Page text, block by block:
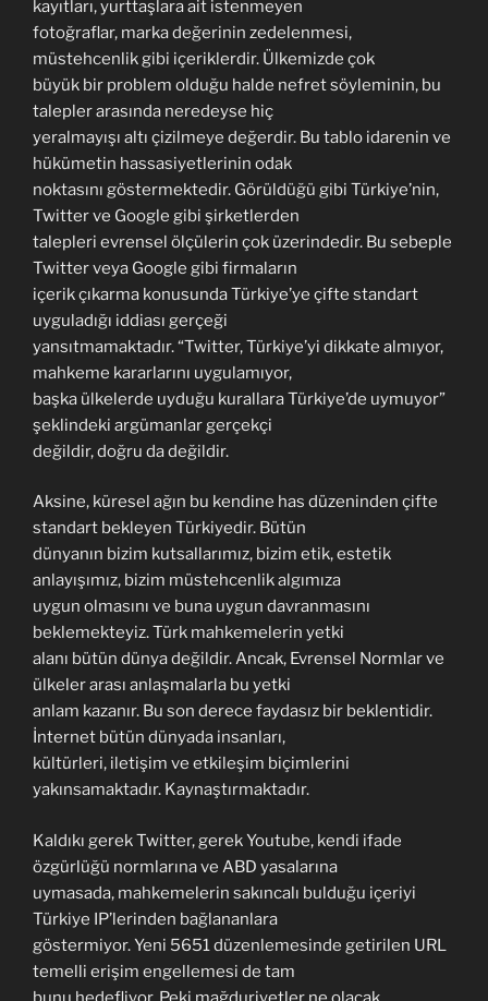
kayıtları, yurttaşlara ait istenmeyen
fotoğraflar, marka değerinin zedelenmesi,
müstehcenlik gibi içeriklerdir. Ülkemizde çok
büyük bir problem olduğu halde nefret söyleminin, bu
talepler arasında neredeyse hiç
yeralmayışı altı çizilmeye değerdir. Bu tablo idarenin ve
hükümetin hassasiyetlerinin odak
noktasını göstermektedir. Görüldüğü gibi Türkiye’nin,
Twitter ve Google gibi şirketlerden
talepleri evrensel ölçülerin çok üzerindedir. Bu sebeple
Twitter veya Google gibi firmaların
içerik çıkarma konusunda Türkiye’ye çifte standart
uyguladığı iddiası gerçeği
yansıtmamaktadır. “Twitter, Türkiye’yi dikkate almıyor,
mahkeme kararlarını uygulamıyor,
başka ülkelerde uyduğu kurallara Türkiye’de uymuyor”
şeklindeki argümanlar gerçekçi
değildir, doğru da değildir.
Aksine, küresel ağın bu kendine has düzeninden çifte
standart bekleyen Türkiyedir. Bütün
dünyanın bizim kutsallarımız, bizim etik, estetik
anlayışımız, bizim müstehcenlik algımıza
uygun olmasını ve buna uygun davranmasını
beklemekteyiz. Türk mahkemelerin yetki
alanı bütün dünya değildir. Ancak, Evrensel Normlar ve
ülkeler arası anlaşmalarla bu yetki
anlam kazanır. Bu son derece faydasız bir beklentidir.
İnternet bütün dünyada insanları,
kültürleri, iletişim ve etkileşim biçimlerini
yakınsamaktadır. Kaynaştırmaktadır.
Kaldıkı gerek Twitter, gerek Youtube, kendi ifade
özgürlüğü normlarına ve ABD yasalarına
uymasada, mahkemelerin sakıncalı bulduğu içeriyi
Türkiye IP’lerinden bağlananlara
göstermiyor. Yeni 5651 düzenlemesinde getirilen URL
temelli erişim engellemesi de tam